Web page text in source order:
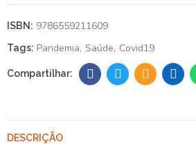
ISBN: 9786559211609
Tags: Pandemia Saúde Covid19
DESCRIÇÃO